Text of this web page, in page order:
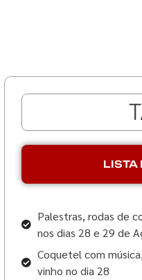
jornada
Jacqueline Leão e
exploram como
profissionais se
construímos a
jornadas. Entre
oferecem suas
narrativas
prática terapêutica.
LISTA
Palestras, rodas de
nos dias 28 e 29 de
⁠Coquetel com
vinho no dia 28